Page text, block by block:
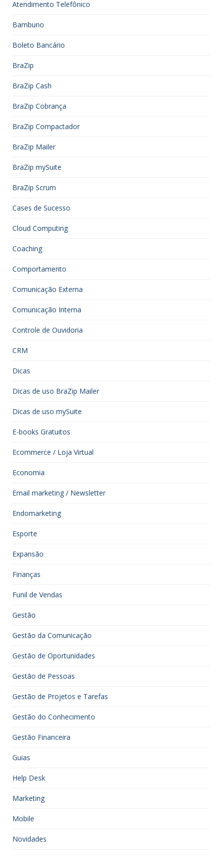
Atendimento Telefônico
Bambuno
Boleto Bancário
BraZip
BraZip Cash
BraZip Cobrança
BraZip Compactador
BraZip Mailer
BraZip mySuite
BraZip Scrum
Cases de Sucesso
Cloud Computing
Coaching
Comportamento
Comunicação Externa
Comunicação Interna
Controle de Ouvidoria
CRM
Dicas
Dicas de uso BraZip Mailer
Dicas de uso mySuite
E-books Gratuitos
Ecommerce / Loja Virtual
Economia
Email marketing / Newsletter
Endomarketing
Esporte
Expansão
Finanças
Funil de Vendas
Gestão
Gestão da Comunicação
Gestão de Oportunidades
Gestão de Pessoas
Gestão de Projetos e Tarefas
Gestão do Conhecimento
Gestão Financeira
Guias
Help Desk
Marketing
Mobile
Novidades